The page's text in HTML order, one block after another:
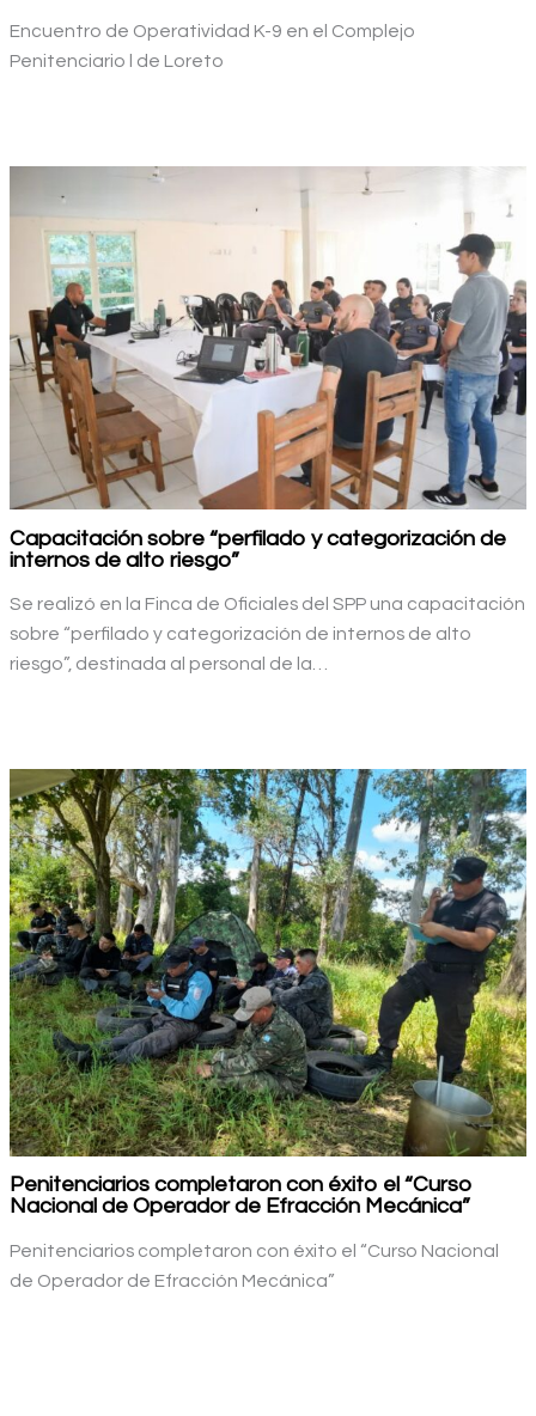
Encuentro de Operatividad K-9 en el Complejo
Penitenciario l de Loreto
Capacitación sobre “perfilado y categorización de
internos de alto riesgo”
Se realizó en la Finca de Oficiales del SPP una capacitación
sobre “perfilado y categorización de internos de alto
riesgo”, destinada al personal de la…
Penitenciarios completaron con éxito el “Curso
Nacional de Operador de Efracción Mecánica”
Penitenciarios completaron con éxito el “Curso Nacional
de Operador de Efracción Mecánica”